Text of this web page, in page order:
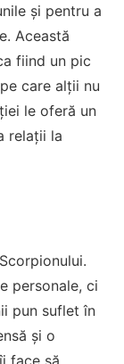
și pentru a
Această
fiind un pic
care alții nu
le oferă un
relații la
personale, ci
pun suflet în
și o
face să